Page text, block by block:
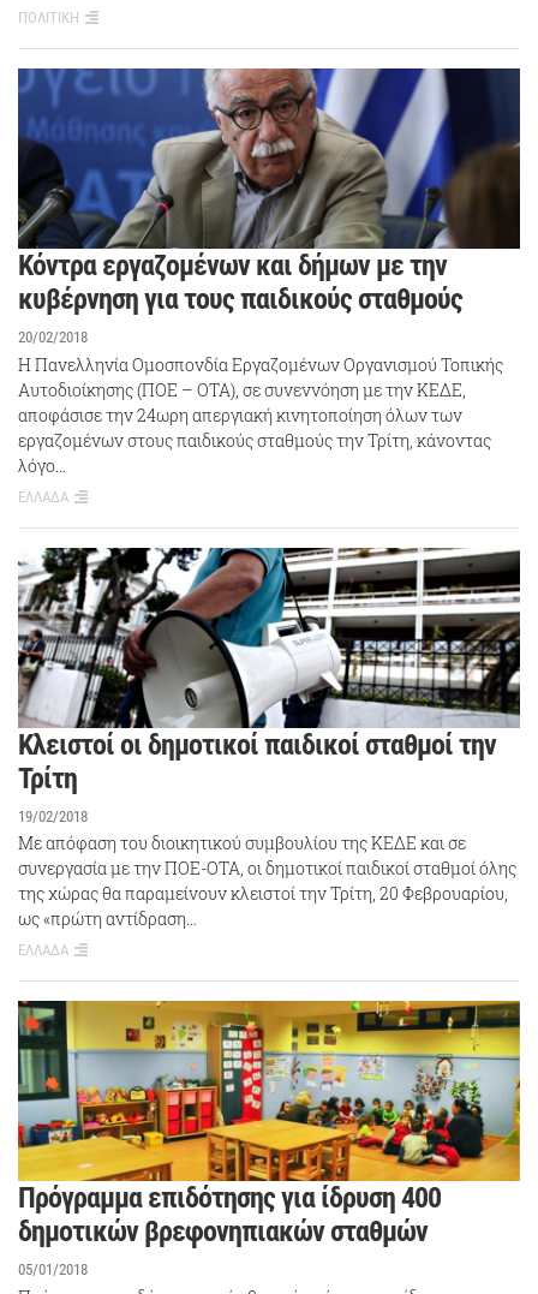
ΠΟΛΙΤΙΚΗ
Κόντρα εργαζομένων και δήμων με την
κυβέρνηση για τους παιδικούς σταθμούς
20/02/2018
Η Πανελληνία Ομοσπονδία Εργαζομένων Οργανισμού Τοπικής
Αυτοδιοίκησης (ΠΟΕ – ΟΤΑ), σε συνεννόηση με την ΚΕΔΕ,
αποφάσισε την 24ωρη απεργιακή κινητοποίηση όλων των
εργαζομένων στους παιδικούς σταθμούς την Τρίτη, κάνοντας
λόγο…
ΕΛΛΑΔΑ
Κλειστοί οι δημοτικοί παιδικοί σταθμοί την
Τρίτη
19/02/2018
Με απόφαση του διοικητικού συμβουλίου της ΚΕΔΕ και σε
συνεργασία με την ΠΟΕ-ΟΤΑ, οι δημοτικοί παιδικοί σταθμοί όλης
της χώρας θα παραμείνουν κλειστοί την Τρίτη, 20 Φεβρουαρίου,
ως «πρώτη αντίδραση…
ΕΛΛΑΔΑ
Πρόγραμμα επιδότησης για ίδρυση 400
δημοτικών βρεφονηπιακών σταθμών
05/01/2018